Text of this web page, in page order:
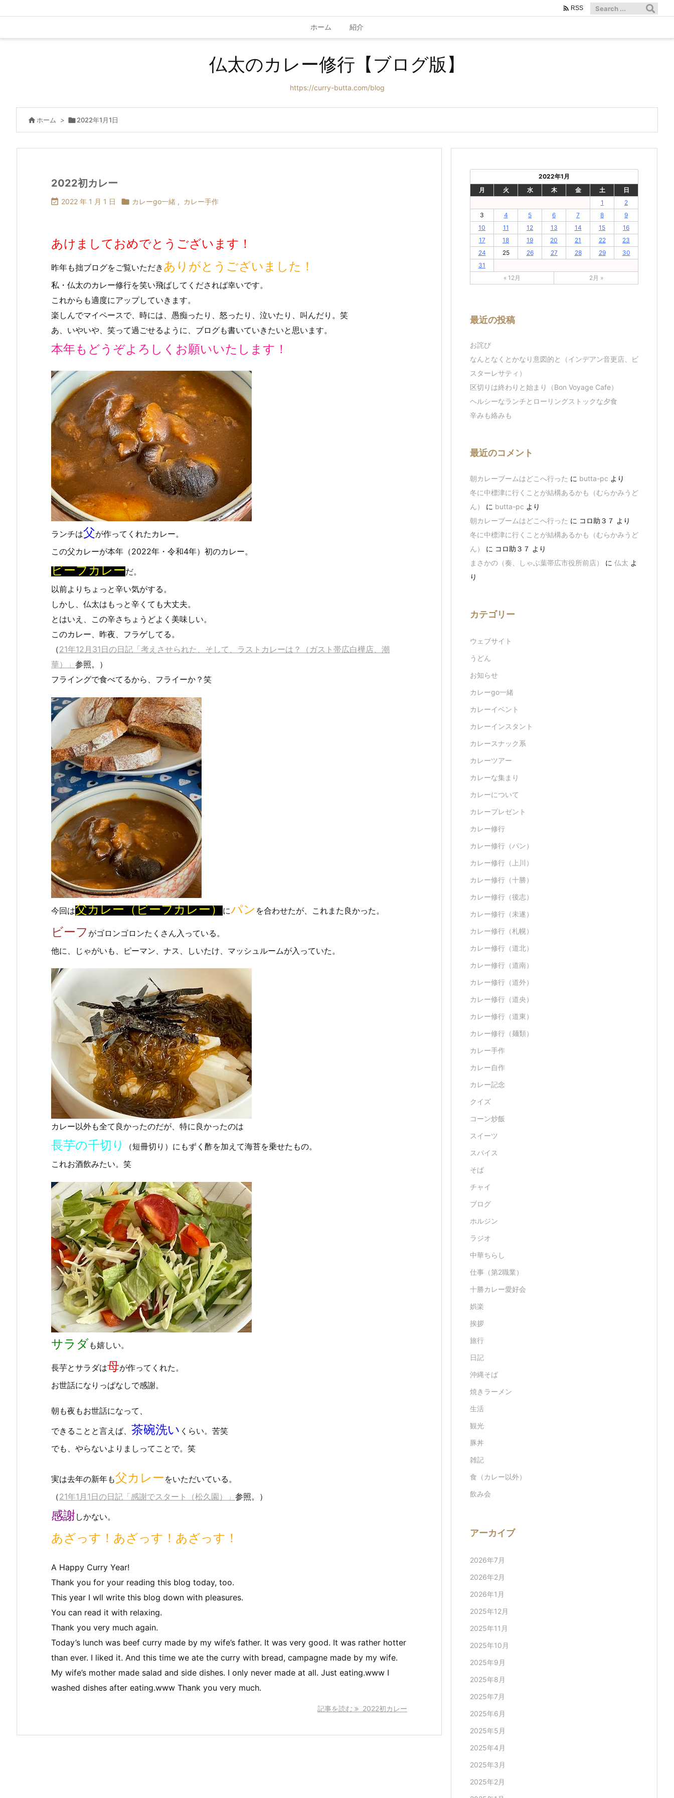
ホーム 紹介
 RSS
仏太のカレー修行【ブログ版】
https://curry-butta.com/blog
 ホーム > 2022年1月1日
2022初カレー
 2022 年 1 月 1 日  カレーgo一緒 , カレー手作
あけましておめでとうございます！
昨年も拙ブログをご覧いただき ありがとうございました！
私・仏太のカレー修行を笑い飛ばしてくだされば幸いです。
これからも適度にアップしていきます。
楽しんでマイペースで、時には、愚痴ったり、怒ったり、泣いたり、叫んだり。笑
あ、いやいや、笑って過ごせるように、ブログも書いていきたいと思います。
本年もどうぞよろしくお願いいたします！
ランチは父が作ってくれたカレー。
この父カレーが本年（2022年・令和4年）初のカレー。
ビーフカレーだ。
以前よりちょっと辛い気がする。
しかし、仏太はもっと辛くても大丈夫。
とはいえ、この辛さちょうどよく美味しい。
このカレー、昨夜、フラゲしてる。
（21年12月31日の日記「考えさせられた、そして、ラストカレーは？（ガスト帯広白樺店、潮
華）」 参照。）
フライングで食べてるから、フライーか？笑
今回は父カレー（ビーフカレー）にパン を合わせたが、これまた良かった。
ビーフ がゴロンゴロンたくさん入っている。
他に、じゃがいも、ピーマン、ナス、しいたけ、マッシュルームが入っていた。
カレー以外も全て良かったのだが、特に良かったのは
長芋の千切り
（短冊切り）にもずく酢を加えて海苔を乗せたもの。
これお酒飲みたい。笑
サラダも嬉しい。
長芋とサラダは母が作ってくれた。
お世話になりっぱなしで感謝。
朝も夜もお世話になって、
できることと言えば、 茶碗洗い くらい。苦笑
でも、やらないよりましってことで。笑
実は去年の新年も父カレー をいただいている。
（21年1月1日の日記「感謝でスタート（松久園）」 参照。）
感謝しかない。
あざっす！あざっす！あざっす！
A Happy Curry Year!
Thank you for your reading this blog today, too.
This year I wll write this blog down with pleasures.
You can read it with relaxing.
Thank you very much again.
Today’s lunch was beef curry made by my wife’s father. It was very good. It was rather hotter
than ever. I liked it. And this time we ate the curry with bread, campagne made by my wife.
My wife’s mother made salad and side dishes. I only never made at all. Just eating.www I
washed dishes after eating.www Thank you very much.
記事を読む 2022初カレー
2022年1月
月
火 水 木 金 土
日
1
2
3
4 5 6 7 8
9
10
11 12 13 14 15
16
17
18 19 20 21 22
23
24
25 26 27 28 29
30
31
« 12月
2月 »
最近の投稿
お詫び
なんとなくとかなり意図的と（インデアン音更店、ビ
スターレサティ）
区切りは終わりと始まり（Bon Voyage Cafe）
ヘルシーなランチとローリングストックな夕食
辛みも絡みも
最近のコメント
朝カレーブームはどこへ行った に butta-pc より
冬に中標津に行くことが結構あるかも（むらかみうど
ん）
に butta-pc より
朝カレーブームはどこへ行った に コロ助３７ より
冬に中標津に行くことが結構あるかも（むらかみうど
ん）
に コロ助３７ より
まさかの（奏、しゃぶ葉帯広市役所前店）
に 仏太 よ
り
カテゴリー
ウェブサイト
うどん
お知らせ
カレーgo一緒
カレーイベント
カレーインスタント
カレースナック系
カレーツアー
カレーな集まり
カレーについて
カレープレゼント
カレー修行
カレー修行（パン）
カレー修行（上川）
カレー修行（十勝）
カレー修行（後志）
カレー修行（未遂）
カレー修行（札幌）
カレー修行（道北）
カレー修行（道南）
カレー修行（道外）
カレー修行（道央）
カレー修行（道東）
カレー修行（麺類）
カレー手作
カレー自作
カレー記念
クイズ
コーン炒飯
スイーツ
スパイス
そば
チャイ
ブログ
ホルジン
ラジオ
中華ちらし
仕事（第2職業）
十勝カレー愛好会
娯楽
挨拶
旅行
日記
沖縄そば
焼きラーメン
生活
観光
豚丼
雑記
食（カレー以外）
飲み会
アーカイブ
2026年7月
2026年2月
2026年1月
2025年12月
2025年11月
2025年10月
2025年9月
2025年8月
2025年7月
2025年6月
2025年5月
2025年4月
2025年3月
2025年2月